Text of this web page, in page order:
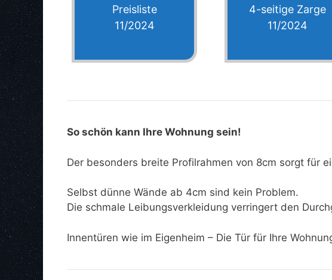
Preisliste
11/2024
4-seitige Zarge
11/2024
So schön kann Ihre Wohnung sein!
Der besonders breite Profilrahmen von 8cm sorgt für
Selbst dünne Wände ab 4cm sind kein Problem.
Die schmale Leibungsverkleidung verringert den
Innentüren wie im Eigenheim – Die Tür für Ihre